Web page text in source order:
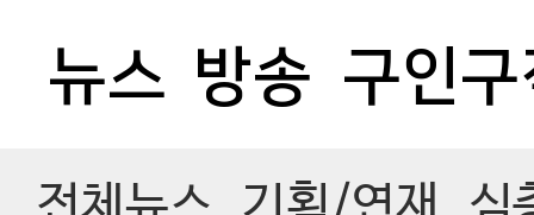
뉴스 방송 구인